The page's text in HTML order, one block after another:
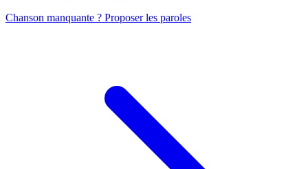
Chanson manquante ? Proposer les paroles